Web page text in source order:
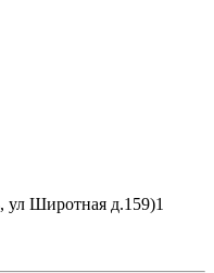
Широтная д.159)1